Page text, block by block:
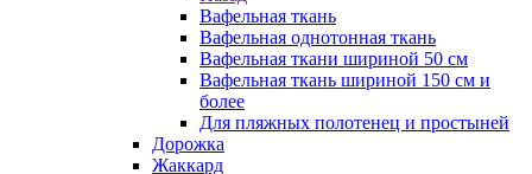
Вафельная ткань
Вафельная однотонная ткань
Вафельная ткани шириной 50 см
Вафельная ткань шириной 150 см и
более
Для пляжных полотенец и простыней
Дорожка
Жаккард